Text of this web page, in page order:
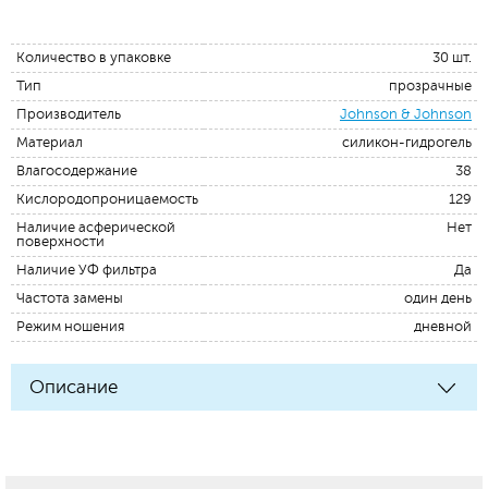
Количество в упаковке
30 шт.
Тип
прозрачные
Производитель
Johnson & Johnson
Материал
силикон-гидрогель
Влагосодержание
38
Кислородопроницаемость
129
Наличие асферической
поверхности
Нет
Наличие УФ фильтра
Да
Частота замены
один день
Режим ношения
дневной
Описание